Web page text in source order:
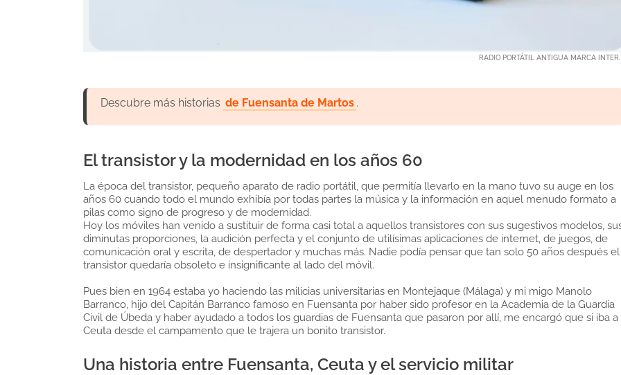
RADIO PORTÁTIL ANTIGUA MARCA INTER.
Descubre más historias de Fuensanta de Martos .
El transistor y la modernidad en los años 60
La época del transistor, pequeño aparato de radio portátil, que permitía llevarlo en la mano tuvo su auge en los
años 60 cuando todo el mundo exhibía por todas partes la música y la información en aquel menudo formato a
pilas como signo de progreso y de modernidad.
Hoy los móviles han venido a sustituir de forma casi total a aquellos transistores con sus sugestivos modelos,
diminutas proporciones, la audición perfecta y el conjunto de utilísimas aplicaciones de internet, de juegos, de
comunicación oral y escrita, de despertador y muchas más. Nadie podía pensar que tan solo 50 años después el
transistor quedaría obsoleto e insignificante al lado del móvil.
Pues bien en 1964 estaba yo haciendo las milicias universitarias en Montejaque (Málaga) y mi migo Manolo
Barranco, hijo del Capitán Barranco famoso en Fuensanta por haber sido profesor en la Academia de la Guardia
Civil de Úbeda y haber ayudado a todos los guardias de Fuensanta que pasaron por allí, me encargó que si iba a
Ceuta desde el campamento que le trajera un bonito transistor.
Una historia entre Fuensanta, Ceuta y el servicio militar